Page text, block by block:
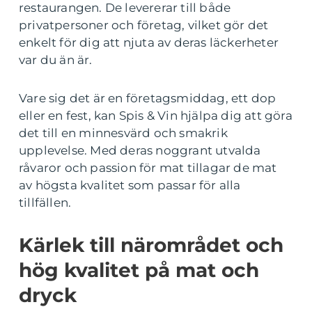
restaurangen. De levererar till både
privatpersoner och företag, vilket gör det
enkelt för dig att njuta av deras läckerheter
var du än är.
Vare sig det är en företagsmiddag, ett dop
eller en fest, kan Spis & Vin hjälpa dig att göra
det till en minnesvärd och smakrik
upplevelse. Med deras noggrant utvalda
råvaror och passion för mat tillagar de mat
av högsta kvalitet som passar för alla
tillfällen.
Kärlek till närområdet och
hög kvalitet på mat och
dryck